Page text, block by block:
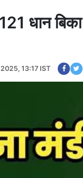
धान
13:17 IST